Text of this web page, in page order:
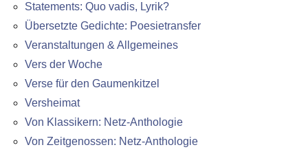
Statements: Quo vadis, Lyrik?
Übersetzte Gedichte: Poesietransfer
Veranstaltungen & Allgemeines
Vers der Woche
Verse für den Gaumenkitzel
Versheimat
Von Klassikern: Netz-Anthologie
Von Zeitgenossen: Netz-Anthologie